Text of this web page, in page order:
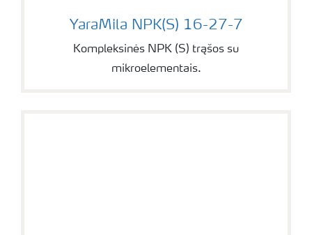
YaraMila NPK(S) 16-27-7
YaraMila NPK(S) 16-27-7
Kompleksinės NPK (S) trąšos su
mikroelementais.